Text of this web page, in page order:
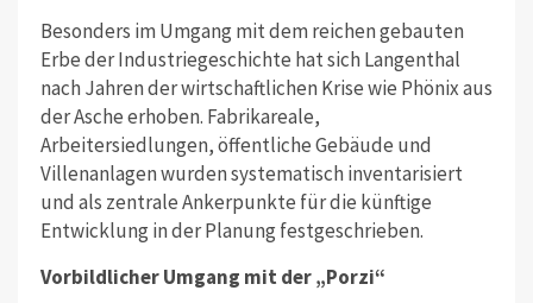
Besonders im Umgang mit dem reichen gebauten
Erbe der Industriegeschichte hat sich Langenthal
nach Jahren der wirtschaftlichen Krise wie Phönix aus
der Asche erhoben. Fabrikareale,
Arbeitersiedlungen, öffentliche Gebäude und
Villenanlagen wurden systematisch inventarisiert
und als zentrale Ankerpunkte für die künftige
Entwicklung in der Planung festgeschrieben.
Vorbildlicher Umgang mit der „Porzi“